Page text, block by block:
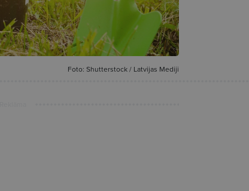
Foto: Shutterstock / Latvijas Mediji